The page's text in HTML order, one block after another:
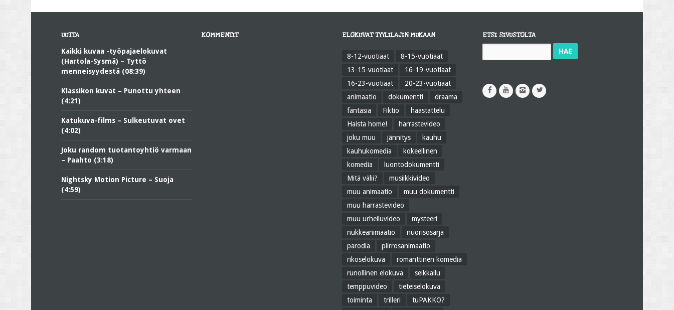
UUTTA
Kaikki kuvaa -työpajaelokuvat
(Hartola-Sysmä) – Tyttö
menneisyydestä (08:39)
Klassikon kuvat – Punottu yhteen
(4:21)
Katukuva-films – Sulkeutuvat ovet
(4:02)
Joku random tuotantoyhtiö varmaan
– Paahto (3:18)
Nightsky Motion Picture – Suoja
(4:59)
KOMMENTIT ELOKUVAT TYYLILAJIN MUKAAN
8-12-vuotiaat
8-15-vuotiaat
13-15-vuotiaat
16-19-vuotiaat
16-23-vuotiaat
20-23-vuotiaat
animaatio
dokumentti
draama
fantasia
Fiktio
haastattelu
Haista home!
harrastevideo
joku muu
jännitys
kauhu
kauhukomedia
kokeellinen
komedia
luontodokumentti
Mitä välii?
musiikkivideo
muu animaatio
muu dokumentti
muu harrastevideo
muu urheiluvideo
mysteeri
nukkeanimaatio
nuorisosarja
parodia
piirrosanimaatio
rikoselokuva
romanttinen komedia
runollinen elokuva
seikkailu
temppuvideo
tieteiselokuva
toiminta
trilleri
tuPAKKO?
ETSI SIVUSTOLTA